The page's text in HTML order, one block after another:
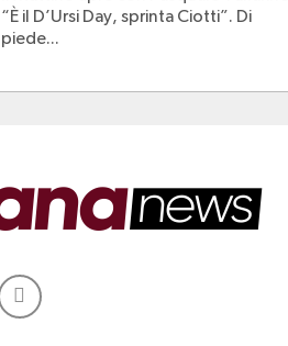
“È il D’Ursi Day, sprinta Ciotti”. Di
piede...